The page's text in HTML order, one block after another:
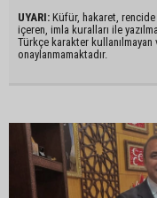
UYARI: Küfür, hakaret, rencide
içeren, imla kuralları ile
Türkçe karakter kullanılmayan
onaylanmamaktadır.